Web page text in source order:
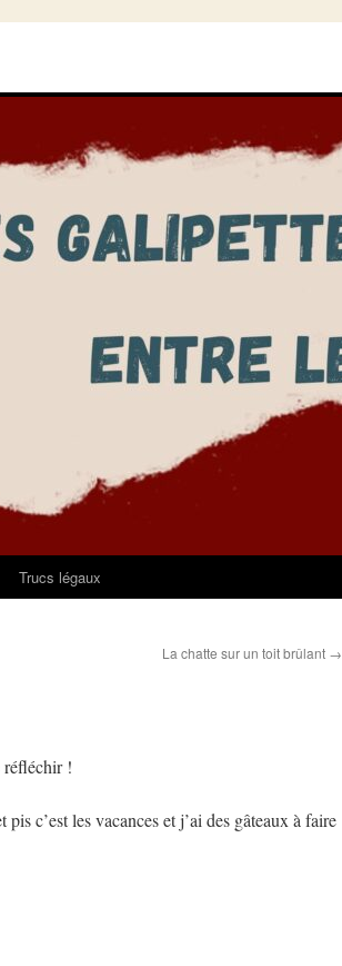
Trucs légaux
La chatte sur un toit brûlant →
réfléchir !
c’est les vacances et j’ai des gâteaux à faire